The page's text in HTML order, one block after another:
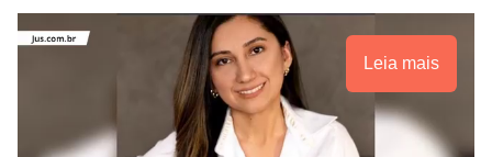
Leia mais